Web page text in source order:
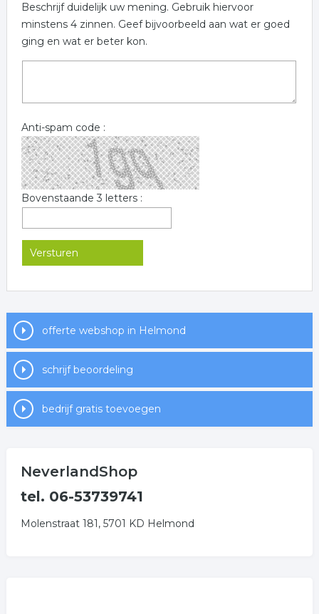
Beschrijf duidelijk uw mening. Gebruik hiervoor
minstens 4 zinnen. Geef bijvoorbeeld aan wat er goed
ging en wat er beter kon.
Anti-spam code :
Bovenstaande 3 letters :
offerte webshop in Helmond
schrijf beoordeling
bedrijf gratis toevoegen
NeverlandShop
tel. 06-53739741
Molenstraat 181, 5701 KD Helmond